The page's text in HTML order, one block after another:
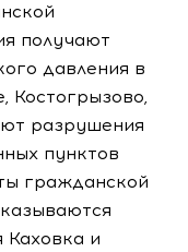
получают
давления в
Костогрызово,
разрушения
пунктов
гражданской
Каховка и